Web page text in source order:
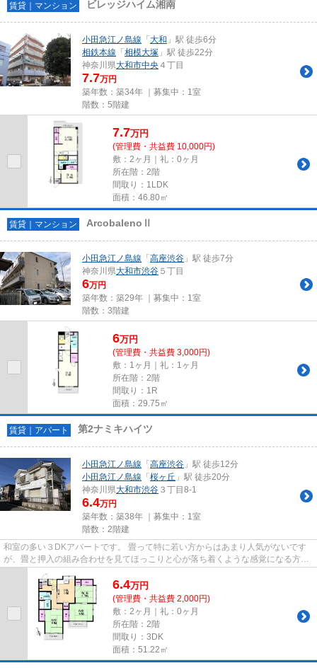
賃貸｜マンション ビレッジハイム湘南
小田急江ノ島線 「 大和 」駅 徒歩6分
相鉄本線 「 相模大塚 」駅 徒歩22分
神奈川県大和市中央 ４丁目
7.7万円
築年数：築34年 ｜募集中： 1室
階数：5階建
7.7万円
(管理費・共益費 10,000円)
敷：2ヶ月｜礼：0ヶ月
所在階：2階
間取り：1LDK
面積：46.80㎡
賃貸｜マンション ArcobalenoⅡ
小田急江ノ島線 「 高座渋谷 」駅 徒歩7分
神奈川県大和市渋谷 ５丁目
6万円
築年数：築29年 ｜募集中： 1室
階数：3階建
6万円
(管理費・共益費 3,000円)
敷：1ヶ月｜礼：1ヶ月
所在階：2階
間取り：1R
面積：29.75㎡
賃貸｜アパート 第2ナミキハイツ
小田急江ノ島線 「 高座渋谷 」駅 徒歩12分
小田急江ノ島線 「 桜ヶ丘 」駅 徒歩20分
神奈川県大和市渋谷 ３丁目8-1
6.4万円
築年数：築38年 ｜募集中： 1室
階数：2階建
和室の多い３DKアパートです。 畳って特に若い方からはあまり人気がないです
が、畳と押入の組み合わせを見てほっこりと心が落ち着くような感覚になる方は
6.4万円
(管理費・共益費 2,000円)
敷：2ヶ月｜礼：0ヶ月
所在階：2階
間取り：3DK
面積：51.22㎡